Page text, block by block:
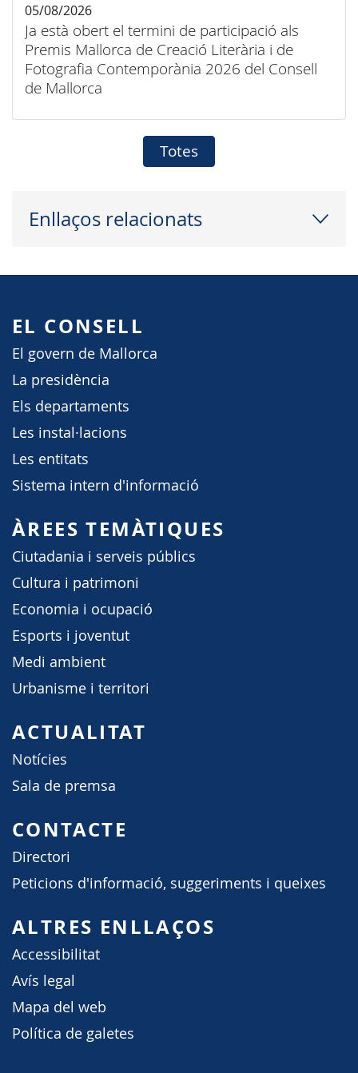
Ja està obert el termini de participació als
Premis Mallorca de Creació Literària i de
Fotografia Contemporània 2026 del Consell
de Mallorca
05/08/2026
Totes
Enllaços relacionats
EL CONSELL
El govern de Mallorca
La presidència
Els departaments
Les instal·lacions
Les entitats
Sistema intern d'informació
ÀREES TEMÀTIQUES
Ciutadania i serveis públics
Cultura i patrimoni
Economia i ocupació
Esports i joventut
Medi ambient
Urbanisme i territori
ACTUALITAT
Notícies
Sala de premsa
CONTACTE
Directori
Peticions d'informació, suggeriments i queixes
ALTRES ENLLAÇOS
Accessibilitat
Avís legal
Mapa del web
Política de galetes